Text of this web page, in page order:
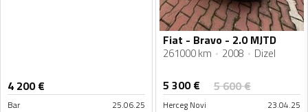
4 200€
Bar 25.06.25
Fiat - Bravo - 2.0 MJTD
261000 km 2008 Dizel
5 300€ 5 600€
Herceg Novi 23.04.25